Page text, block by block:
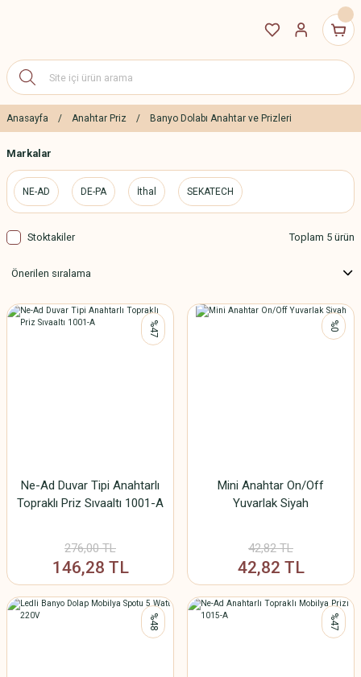
Anasayfa Anahtar Priz Banyo Dolabı Anahtar ve Prizleri
Markalar
NE-AD DE-PA İthal SEKATECH
Stoktakiler Toplam 5 ürün
%47
Ne-Ad Duvar Tipi Anahtarlı
Topraklı Priz Sıvaaltı 1001-A
276,00 TL
146,28 TL
%0
Mini Anahtar On/Off
Yuvarlak Siyah
42,82 TL
42,82 TL
%48 %47